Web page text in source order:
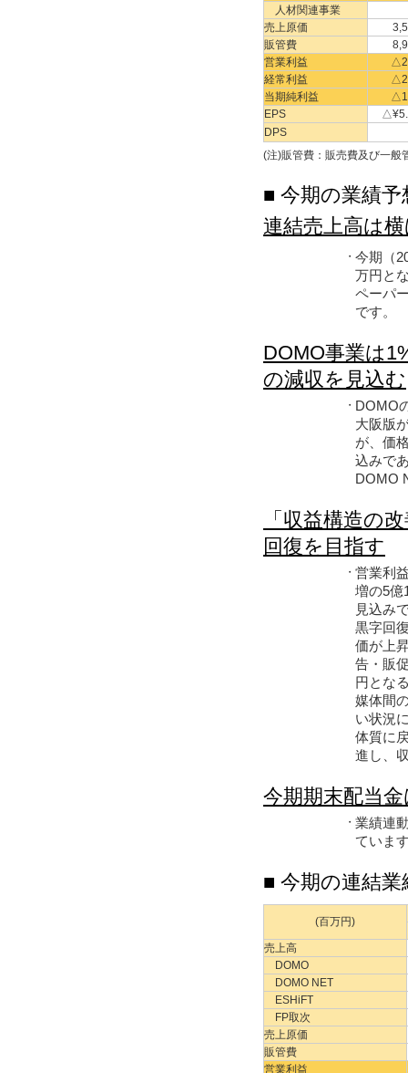
人材関連事業
売上原価
販管費
営業利益
経常利益
当期純利益
EPS
DPS
(注)販管費：販売費及び一般
■ 今期の業績
連結売上高は
・ 今期（
万円と
ペーパ
です。
DOMO事業は
の減収を見込む
・ DOMO
大阪版
が、価
込みで
DOMO
「収益構造の
回復を目指す
・ 営業利
増の5億
見込み
黒字回
価が上
告・販
円とな
媒体間
い状況
体質に
進し、
今期期末配当
・ 業績連
ていま
■ 今期の連結業
(百万円)
売上高
DOMO
DOMO NET
ESHiFT
FP取次
売上原価
販管費
営業利益